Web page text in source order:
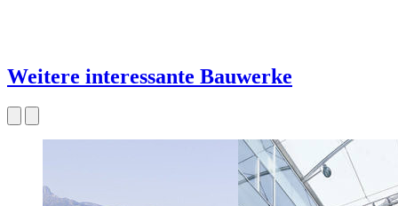
Weitere interessante Bauwerke